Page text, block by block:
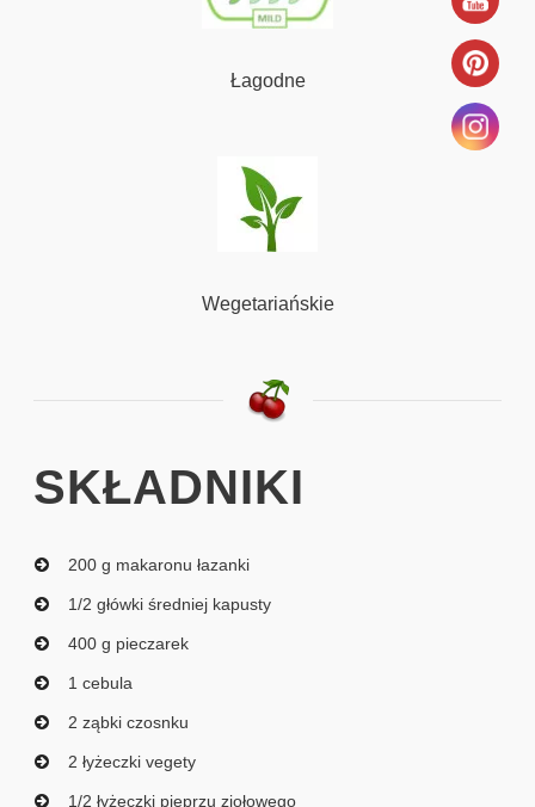
Łagodne
Wegetariańskie
SKŁADNIKI
200 g makaronu łazanki
1/2 główki średniej kapusty
400 g pieczarek
1 cebula
2 ząbki czosnku
2 łyżeczki vegety
1/2 łyżeczki pieprzu ziołowego